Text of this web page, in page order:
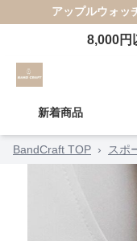
アップルウォッ
8,000円
新着商品
BandCraft TOP › スポ